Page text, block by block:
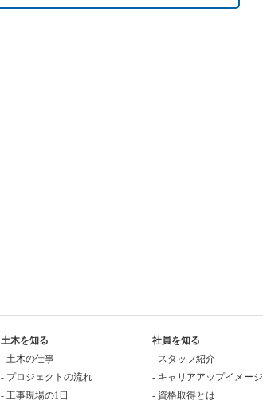
土木を知る
- 土木の仕事
- プロジェクトの流れ
- 工事現場の1日
社員を知る
- スタッフ紹介
- キャリアアップイメージ
- 資格取得とは